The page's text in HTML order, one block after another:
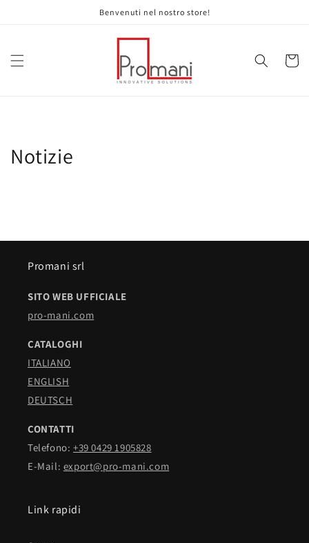
Benvenuti nel nostro store!
Carrello
Notizie
Promani srl
SITO WEB UFFICIALE
pro-mani.com
CATALOGHI
ITALIANO
ENGLISH
DEUTSCH
CONTATTI
Telefono: +39 0429 1905828
E-Mail: export@pro-mani.com
Link rapidi